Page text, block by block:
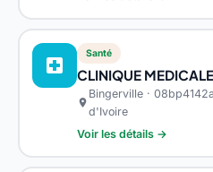
local_hospital
Santé
CLINIQUE
location_on
Bingerville ·
d'Ivoire
Voir les détails →